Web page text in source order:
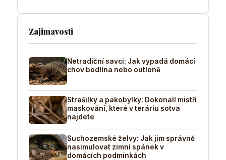
Zajimavosti
Netradiční savci: Jak vypadá domácí
chov bodlína nebo outloně
Strašilky a pakobylky: Dokonalí mistři
maskování, které v teráriu sotva
najdete
Suchozemské želvy: Jak jim správně
nasimulovat zimní spánek v
domácích podmínkách